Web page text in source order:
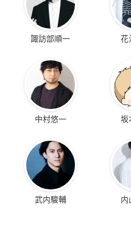
諏訪部順一 花
中村悠一 坂
武内駿輔 内